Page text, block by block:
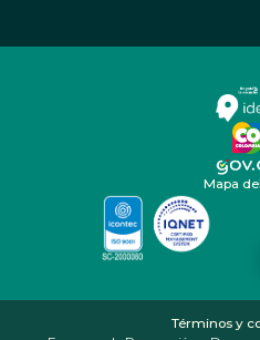
Mapa
Términos y